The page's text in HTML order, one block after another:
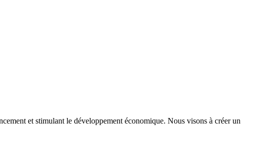
et stimulant le développement économique. Nous visons à créer un